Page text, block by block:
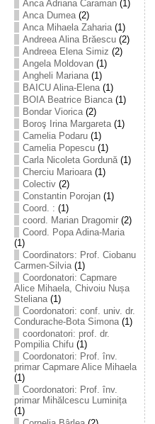
Anca Adriana Caraman(1)
Anca Dumea(2)
Anca Mihaela Zaharia(1)
Andreea Alina Brăescu(2)
Andreea Elena Simiz (2)
Angela Moldovan(1)
Angheli Mariana(1)
BAICU Alina-Elena(1)
BOIA Beatrice Bianca(1)
Bondar Viorica(2)
Boroş Irina Margareta(1)
Camelia Podaru(1)
Camelia Popescu(1)
Carla Nicoleta Gordună(1)
Cherciu Marioara(1)
Colectiv(2)
Constantin Porojan(1)
Coord. : (1)
coord. Marian Dragomir(2)
Coord. Popa Adina-Maria
(1)
Coordinators: Prof. Ciobanu
Carmen-Silvia(1)
Coordonatori: Capmare
Alice Mihaela, Chivoiu Nușa
Steliana(1)
Coordonatori: conf. univ. dr.
Condurache-Bota Simona(1)
coordonatori: prof. dr.
Pompilia Chifu(1)
Coordonatori: Prof. înv.
primar Capmare Alice Mihaela
(1)
Coordonatori: Prof. înv.
primar Mihălcescu Luminița
(1)